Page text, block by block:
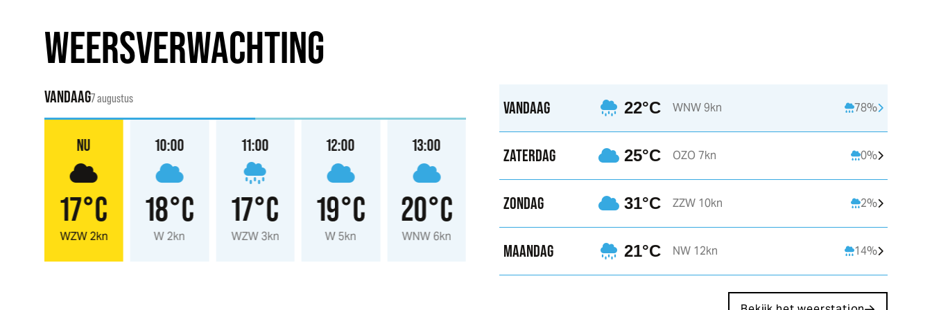
WEERSVERWACHTING
VANDAAG7 augustus
NU
17°C
WZW 2kn
10:00
18°C
W 2kn
11:00
17°C
WZW 3kn
12:00
19°C
W 5kn
13:00
20°C
WNW 6kn
14:00
21°C
15:00
22°C 21°C 21°C
VANDAAG 22°C WNW 9kn 78%
ZATERDAG 25°C OZO 7kn 0%
ZONDAG 31°C ZZW 10kn 2%
MAANDAG 21°C NW 12kn 14%